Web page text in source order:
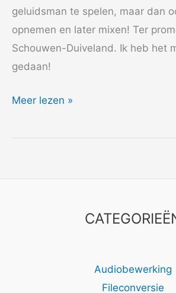
geluidsman te spelen, maar dan
opnemen en later mixen! Ter
Schouwen-Duiveland. Ik heb het
gedaan!
2015
de
Meer lezen »
Audiobewerking
Fileconversie